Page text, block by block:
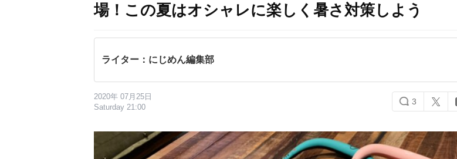
場！この夏はオシャレに楽しく暑さ対策しよう
ライター：にじめん編集部
2020年 07月25日
Saturday 21:00
3